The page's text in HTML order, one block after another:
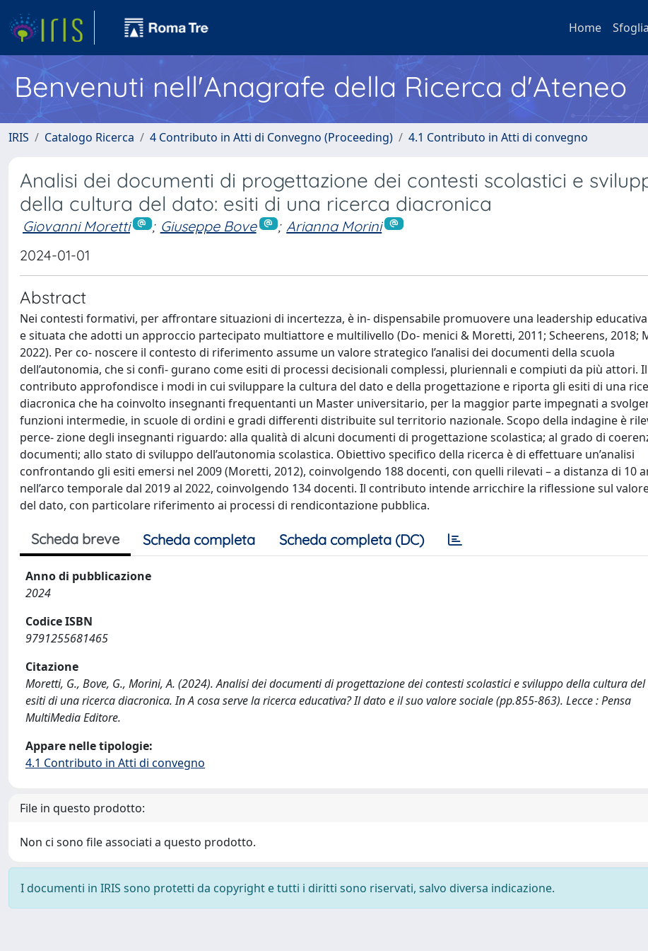
Home Sfoglia
Benvenuti nell'Anagrafe della Ricerca d'Ateneo
IRIS Catalogo Ricerca 4 Contributo in Atti di Convegno (Proceeding) 4.1 Contributo in Atti di convegno
Analisi dei documenti di progettazione dei contesti scolastici e
della cultura del dato: esiti di una ricerca diacronica
Giovanni Moretti ; Giuseppe Bove ; Arianna Morini
2024-01-01
Abstract
Nei contesti formativi, per affrontare situazioni di incertezza, è in- dispensabile promuovere una leadership
e situata che adotti un approccio partecipato multiattore e multilivello (Do- menici & Moretti, 2011; Scheerens, 2018;
2022). Per co- noscere il contesto di riferimento assume un valore strategico l’analisi dei documenti della scuola
dell’autonomia, che si confi- gurano come esiti di processi decisionali complessi, pluriennali e compiuti da più attori. Il
contributo approfondisce i modi in cui sviluppare la cultura del dato e della progettazione e riporta gli esiti di una
diacronica che ha coinvolto insegnanti frequentanti un Master universitario, per la maggior parte impegnati a
funzioni intermedie, in scuole di ordini e gradi differenti distribuite sul territorio nazionale. Scopo della indagine è
perce- zione degli insegnanti riguardo: alla qualità di alcuni documenti di progettazione scolastica; al grado di
documenti; allo stato di sviluppo dell’autonomia scolastica. Obiettivo specifico della ricerca è di effettuare un’analisi
confrontando gli esiti emersi nel 2009 (Moretti, 2012), coinvolgendo 188 docenti, con quelli rilevati – a distanza di 10
nell’arco temporale dal 2019 al 2022, coinvolgendo 134 docenti. Il contributo intende arricchire la riflessione sul
del dato, con particolare riferimento ai processi di rendicontazione pubblica.
Scheda breve Scheda completa Scheda completa (DC)
Anno di pubblicazione
2024
Codice ISBN
9791255681465
Citazione
Moretti, G., Bove, G., Morini, A. (2024). Analisi dei documenti di progettazione dei contesti scolastici e sviluppo della cultura
esiti di una ricerca diacronica. In A cosa serve la ricerca educativa? Il dato e il suo valore sociale (pp.855-863). Lecce : Pensa
MultiMedia Editore.
Appare nelle tipologie:
4.1 Contributo in Atti di convegno
File in questo prodotto:
Non ci sono file associati a questo prodotto.
I documenti in IRIS sono protetti da copyright e tutti i diritti sono riservati, salvo diversa indicazione.